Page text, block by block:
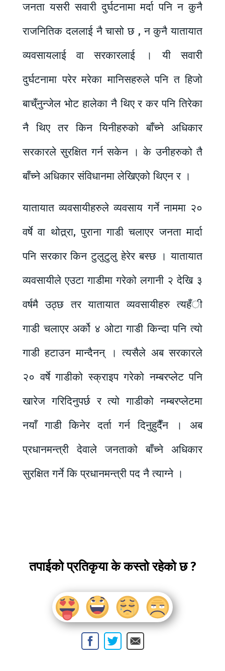
जनता यसरी सवारी दुर्घटनामा मर्दा पनि न कुनै
राजनितिक दललाई नै चासो छ , न कुनै यातायात
व्यवसायलाई वा सरकारलाई । यी सवारी
दुर्घटनामा परेर मरेका मानिसहरुले पनि त हिजो
बाच्ँनुन्जेल भोट हालेका नै थिए र कर पनि तिरेका
नै थिए तर किन यिनीहरुको बाँच्ने अधिकार
सरकारले सुरक्षित गर्न सकेन । के उनीहरुको तै
बाँच्ने अधिकार संविधानमा लेखिएको थिएन र ।
यातायात व्यवसायीहरुले व्यवसाय गर्ने नाममा २०
वर्षे वा थोत्र्रा, पुराना गाडी चलाएर जनता मार्दा
पनि सरकार किन टुलुटुलु हेरेर बस्छ । यातायात
व्यवसायीले एउटा गाडीमा गरेको लगानी २ देखि ३
वर्षमै उठ्छ तर यातायात व्यवसायीहरु त्यहँी
गाडी चलाएर अर्को ४ ओटा गाडी किन्दा पनि त्यो
गाडी हटाउन मान्दैनन् । त्यसैले अब सरकारले
२० वर्षे गाडीको स्क्राइप गरेको नम्बरप्लेट पनि
खारेज गरिदिनुपर्छ र त्यो गाडीको नम्बरप्लेटमा
नयाँ गाडी किनेर दर्ता गर्न दिनुहुदैँन । अब
प्रधानमन्त्री देवाले जनताको बाँच्ने अधिकार
सुरक्षित गर्ने कि प्रधानमन्त्री पद नै त्याग्ने ।
तपाईको प्रतिकृया के कस्तो रहेको छ ?